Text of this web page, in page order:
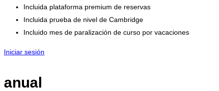
Incluida plataforma premium de reservas
Incluida prueba de nivel de Cambridge
Incluido mes de paralización de curso por vacaciones
Iniciar sesión
anual